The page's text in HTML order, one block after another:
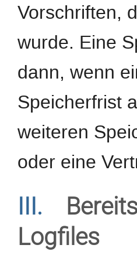
Vorschriften,
wurde. Eine
dann, wenn
Speicherfrist
weiteren
oder eine
III.
Logfiles